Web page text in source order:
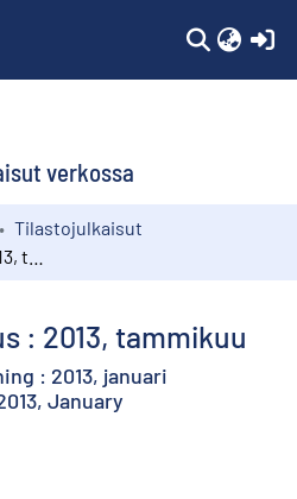
verkossa
Tilastojulkaisut
: 2013, tammikuu
: 2013, januari
January